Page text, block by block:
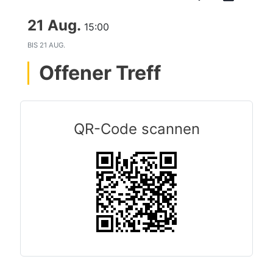
21 Aug. 15:00
BIS 21 AUG.
Offener Treff
QR-Code scannen